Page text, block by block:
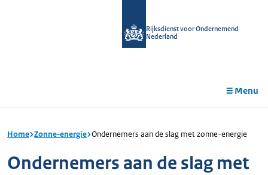
Rijksdienst voor Ondernemend
Nederland
Menu
Home Zonne-energie Ondernemers aan de slag met zonne-energie
Ondernemers aan de slag met